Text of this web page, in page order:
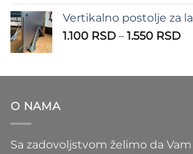
do
Vertikalno postolje za
1.100 RSD – 1.550 RSD
O NAMA
Sa zadovoljstvom želimo da